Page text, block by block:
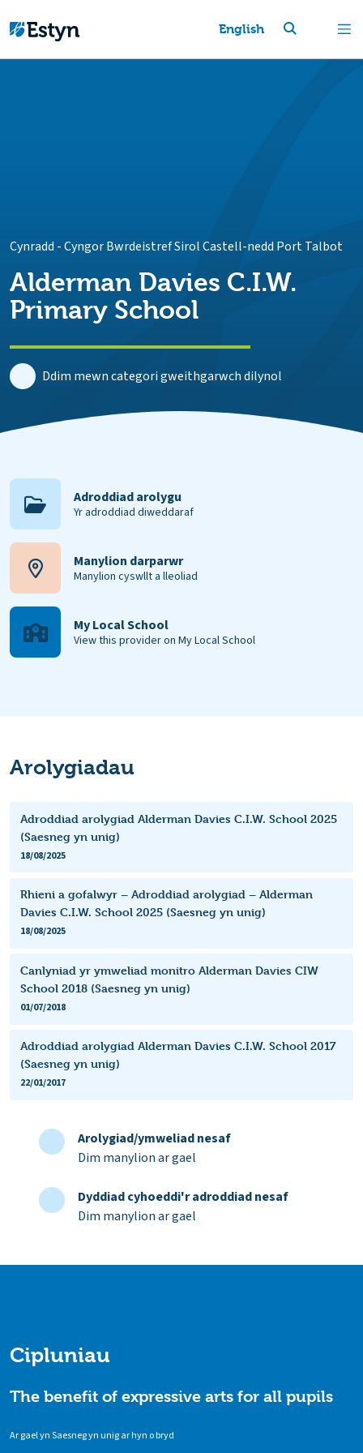
English
Cynradd -Cyngor Bwrdeistref Sirol Castell-nedd Port Talbot
Alderman Davies C.I.W.
Primary School
Ddim mewn categori gweithgarwch dilynol
Adroddiad arolygu
Yr adroddiad diweddaraf
Manylion darparwr
Manylion cyswllt a lleoliad
My Local School
View this provider on My Local School
Arolygiadau
Adroddiad arolygiad Alderman Davies C.I.W. School 2025
(Saesneg yn unig)
18/08/2025
Rhieni a gofalwyr – Adroddiad arolygiad – Alderman
Davies C.I.W. School 2025 (Saesneg yn unig)
18/08/2025
Canlyniad yr ymweliad monitro Alderman Davies CIW
School 2018 (Saesneg yn unig)
01/07/2018
Adroddiad arolygiad Alderman Davies C.I.W. School 2017
(Saesneg yn unig)
22/01/2017
Arolygiad/ymweliad nesaf
Dim manylion ar gael
Dyddiad cyhoeddi'r adroddiad nesaf
Dim manylion ar gael
Cipluniau
The benefit of expressive arts for all pupils
Ar gael yn Saesneg yn unig ar hyn o bryd